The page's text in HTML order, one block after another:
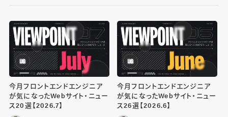
今月フロントエンドエンジニア
が気になったWebサイト・ニュー
ス20選【2026.7】
今月フロントエンドエンジニア
が気になったWebサイト・ニュー
ス26選【2026.6】